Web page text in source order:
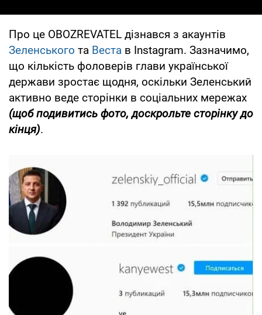
Про це OBOZREVATEL дізнався з акаунтів
Зеленського та Веста в Instagram. Зазначимо,
що кількість фоловерів глави української
держави зростає щодня, оскільки Зеленський
активно веде сторінки в соціальних мережах
(щоб подивитись фото, доскрольте сторінку до
кінця).